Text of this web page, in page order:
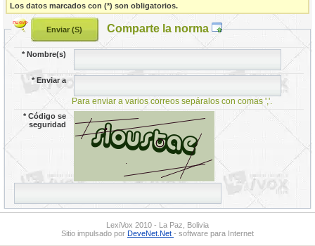
Los datos marcados con (*) son obligatorios.
Comparte la norma
*Nombre(s)
*Enviar a
Para enviar a varios correos sepáralos con comas ','.
*Código se
seguridad
LexiVox 2010 - La Paz, Bolivia
Sitio impulsado por DeveNet.Net - software para Internet